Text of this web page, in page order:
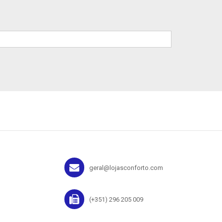
geral@lojasconforto.com
(+351) 296 205 009